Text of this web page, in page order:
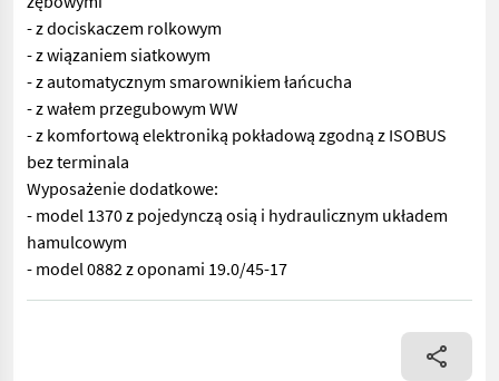
- z dociskaczem rolkowym
- z wiązaniem siatkowym
- z automatycznym smarownikiem łańcucha
- z wałem przegubowym WW
- z komfortową elektroniką pokładową zgodną z ISOBUS
bez terminala
Wyposażenie dodatkowe:
- model 1370 z pojedynczą osią i hydraulicznym układem
hamulcowym
- model 0882 z oponami 19.0/45-17
Nr 70690 Prasa do bel okrągłych - z podajnikiem